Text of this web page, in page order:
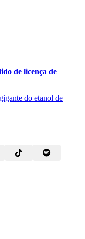
de licença de
do etanol de